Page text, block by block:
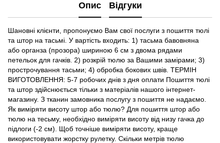
Опис Відгуки
Шановні клієнти, пропонуємо Вам свої послуги з пошиття тюлі
та штор на тасьмі. У вартість входить: 1) тасьма бавовняна
або органза (прозора) шириною 6 см з двома рядами
петельок для гачків. 2) розкрій тюлю за Вашими замірами; 3)
прострочування тасьми; 4) обробка бокових швів. ТЕРМІН
ВИГОТОВЛЕННЯ: 5-7 робочих днів з дня оплати Пошиття тюлі
та штор здійснюється тільки з матеріалів нашого інтернет-
магазину. З тканин замовника послугу з пошиття не надаємо.
Як виміряти висоту штор або тюлю? Для пошиття штор або
тюлю на тесьму, необхідно виміряти висоту від низу гачка до
підлоги (-2 см). Щоб точніше виміряти висоту, краще
використовувати жорстку рулетку. Скільки метрів тюлю